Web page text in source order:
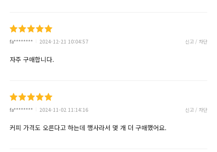
fa******** 2024-12-21 10:04:57 신고 / 차단
자주 구매합니다.
fa******** 2024-11-02 11:14:16 신고 / 차단
커피 가격도 오른다고 하는데 행사라서 몇 개 더 구매했어요.